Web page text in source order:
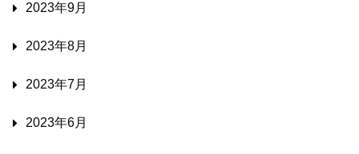
2023年9月
2023年8月
2023年7月
2023年6月